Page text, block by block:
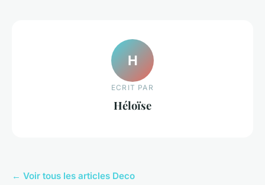
H
ECRIT PAR
Héloïse
← Voir tous les articles Deco